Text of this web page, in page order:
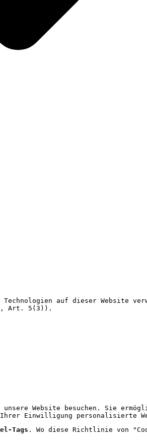
auf dieser Website
Art. 5(3)).
Website besuchen. Sie
Einwilligung personalisierte
Tags . Wo diese Richtlinie von